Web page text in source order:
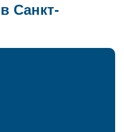
Санкт-